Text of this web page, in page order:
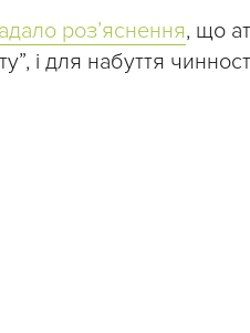
роз’яснення, що
і для набуття